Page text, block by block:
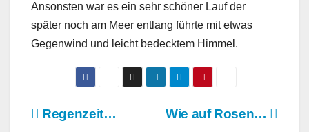
Ansonsten war es ein sehr schöner Lauf der
später noch am Meer entlang führte mit etwas
Gegenwind und leicht bedecktem Himmel.
BeitragsnavigationWie auf Rosen…
Regenzeit…